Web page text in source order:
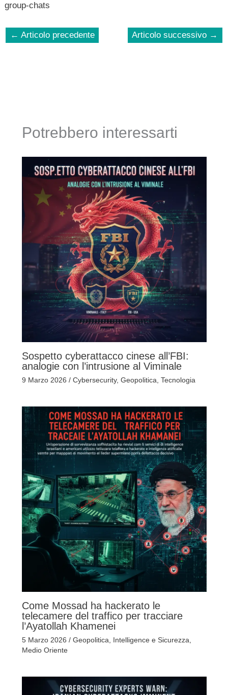
group-chats
← Articolo precedente Articolo successivo →
Potrebbero interessarti
Sospetto cyberattacco cinese all’FBI:
analogie con l’intrusione al Viminale
9 Marzo 2026 / Cybersecurity, Geopolitica Tecnologia
Come Mossad ha hackerato le
telecamere del traffico per tracciare
l’Ayatollah Khamenei
5 Marzo 2026 / Geopolitica Intelligence e Sicurezza
Medio Oriente